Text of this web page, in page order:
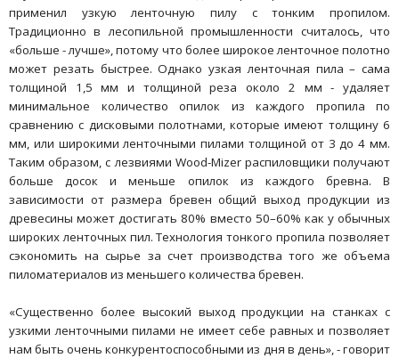
применил узкую ленточную пилу с тонким пропилом.
Традиционно в лесопильной промышленности считалось, что
«больше - лучше», потому что более широкое ленточное полотно
может резать быстрее. Однако узкая ленточная пила – сама
толщиной 1,5 мм и толщиной реза около 2 мм - удаляет
минимальное количество опилок из каждого пропила по
сравнению с дисковыми полотнами, которые имеют толщину 6
мм, или широкими ленточными пилами толщиной от 3 до 4 мм.
Таким образом, с лезвиями Wood-Mizer распиловщики получают
больше досок и меньше опилок из каждого бревна. В
зависимости от размера бревен общий выход продукции из
древесины может достигать 80% вместо 50–60% как у обычных
широких ленточных пил. Технология тонкого пропила позволяет
сэкономить на сырье за счет производства того же объема
пиломатериалов из меньшего количества бревен.
«Существенно более высокий выход продукции на станках с
узкими ленточными пилами не имеет себе равных и позволяет
нам быть очень конкурентоспособными из дня в день», - говорит